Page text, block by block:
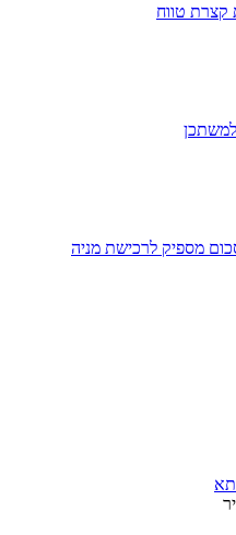
קצרת טווח
מספיק לרכישת מניה